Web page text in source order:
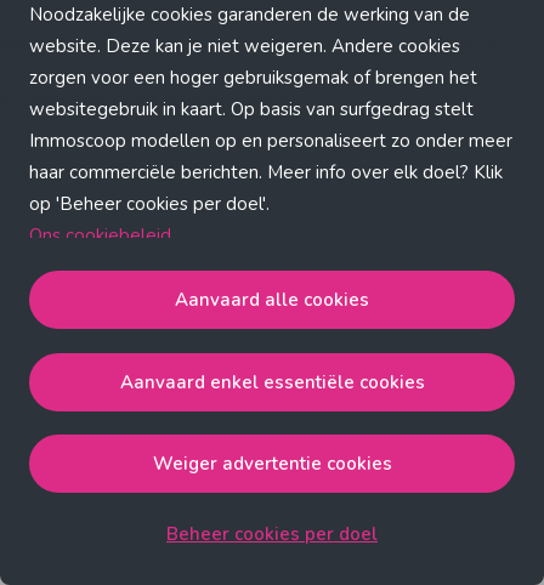
Noodzakelijke cookies garanderen de werking van de
website. Deze kan je niet weigeren. Andere cookies
zorgen voor een hoger gebruiksgemak of brengen het
websitegebruik in kaart. Op basis van surfgedrag stelt
Immoscoop modellen op en personaliseert zo onder meer
haar commerciële berichten. Meer info over elk doel? Klik
op 'Beheer cookies per doel'.
Ons cookiebeleid
Aanvaard alle cookiesgaat akkoord met de strict
noodzakelijke, analytische, functionele en advertentie
cookies.
de strict noodzakelijke cookies.
Weiger advertentie cookiesgaat akkoord met de strict
Aanvaard alle cookies
Aanvaard enkel essentiële cookies
Weiger advertentie cookies
Beheer cookies per doel
Application error: a client-side exception has occurred (see the
browser console for more information)